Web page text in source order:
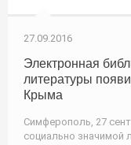
27.09.2016
Электронная
литературы
Крыма
Симферополь, 27
социально значимой